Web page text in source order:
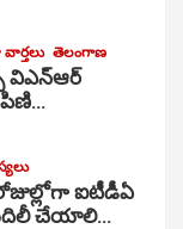
తెలంగాణ
విఎన్ఆర్
ఐటీడీఏ
బదిలీ చేయాలి…